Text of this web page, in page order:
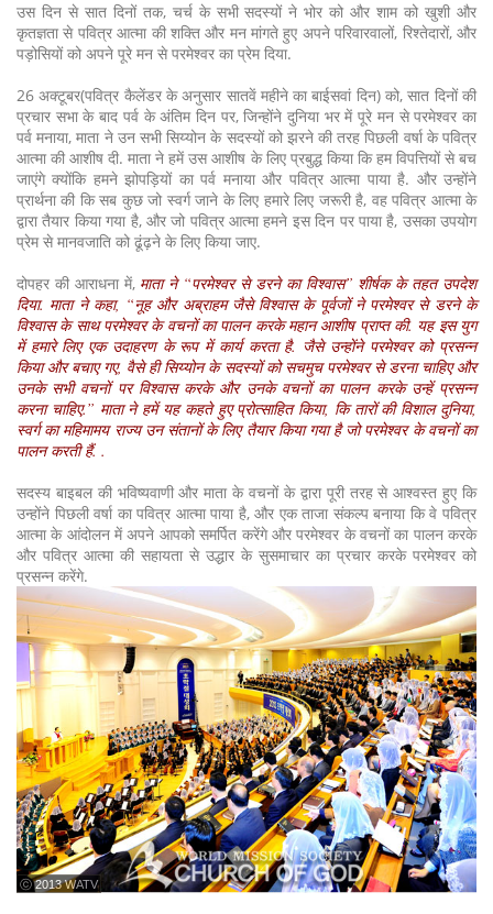
उस दिन से सात दिनों तक, चर्च के सभी सदस्यों ने भोर को और शाम को खुशी और
कृतज्ञता से पवित्र आत्मा की शक्ति और मन मांगते हुए अपने परिवारवालों, रिश्तेदारों, और
पड़ोसियों को अपने पूरे मन से परमेश्वर का प्रेम दिया.
26 अक्टूबर(पवित्र कैलेंडर के अनुसार सातवें महीने का बाईसवां दिन) को, सात दिनों की
प्रचार सभा के बाद पर्व के अंतिम दिन पर, जिन्होंने दुनिया भर में पूरे मन से परमेश्वर का
पर्व मनाया, माता ने उन सभी सिय्योन के सदस्यों को झरने की तरह पिछली वर्षा के पवित्र
आत्मा की आशीष दी. माता ने हमें उस आशीष के लिए प्रबुद्ध किया कि हम विपत्तियों से बच
जाएंगे क्योंकि हमने झोपड़ियों का पर्व मनाया और पवित्र आत्मा पाया है. और उन्होंने
प्रार्थना की कि सब कुछ जो स्वर्ग जाने के लिए हमारे लिए जरूरी है, वह पवित्र आत्मा के
द्वारा तैयार किया गया है, और जो पवित्र आत्मा हमने इस दिन पर पाया है, उसका उपयोग
प्रेम से मानवजाति को ढूंढ़ने के लिए किया जाए.
दोपहर की आराधना में, माता ने “परमेश्वर से डरने का विश्वास” शीर्षक के तहत उपदेश
दिया. माता ने कहा, “नूह और अब्राहम जैसे विश्वास के पूर्वजों ने परमेश्वर से डरने के
विश्वास के साथ परमेश्वर के वचनों का पालन करके महान आशीष प्राप्त की. यह इस युग
में हमारे लिए एक उदाहरण के रूप में कार्य करता है. जैसे उन्होंने परमेश्वर को प्रसन्न
किया और बचाए गए, वैसे ही सिय्योन के सदस्यों को सचमुच परमेश्वर से डरना चाहिए और
उनके सभी वचनों पर विश्वास करके और उनके वचनों का पालन करके उन्हें प्रसन्न
करना चाहिए.” माता ने हमें यह कहते हुए प्रोत्साहित किया, कि तारों की विशाल दुनिया,
स्वर्ग का महिमामय राज्य उन संतानों के लिए तैयार किया गया है जो परमेश्वर के वचनों का
पालन करती हैं. .
सदस्य बाइबल की भविष्यवाणी और माता के वचनों के द्वारा पूरी तरह से आश्वस्त हुए कि
उन्होंने पिछली वर्षा का पवित्र आत्मा पाया है, और एक ताजा संकल्प बनाया कि वे पवित्र
आत्मा के आंदोलन में अपने आपको समर्पित करेंगे और परमेश्वर के वचनों का पालन करके
और पवित्र आत्मा की सहायता से उद्धार के सुसमाचार का प्रचार करके परमेश्वर को
प्रसन्न करेंगे.
ⓒ 2013 WATV